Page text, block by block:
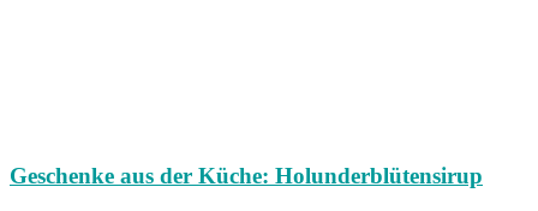
Geschenke aus der Küche: Holunderblütensirup